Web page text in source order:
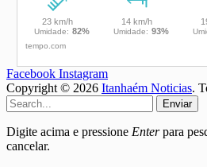
Facebook Instagram
Copyright © 2026 Itanhaém Noticias.
Enviar
Digite acima e pressione Enterpara
cancelar.